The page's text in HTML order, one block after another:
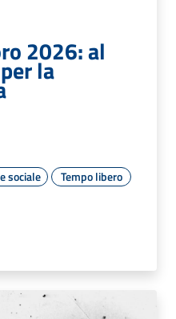
2026: al
la
sociale Tempo libero